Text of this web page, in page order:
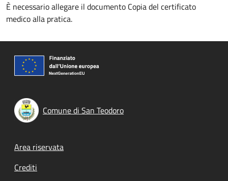
È necessario allegare il documento Copia del certificato
medico alla pratica.
Comune di San Teodoro
Footer menu
Area riservata
Crediti